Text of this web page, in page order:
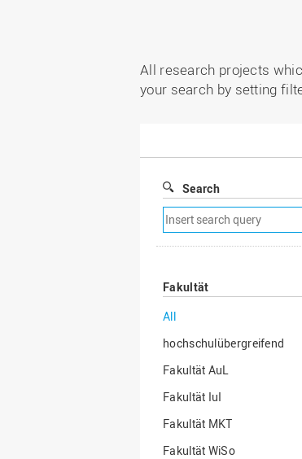
All research projects
your search by setting
Search
Remove
search
filter
Fakultät
All
hochschulübergreifend
Fakultät AuL
Fakultät IuI
Fakultät MKT
Fakultät WiSo